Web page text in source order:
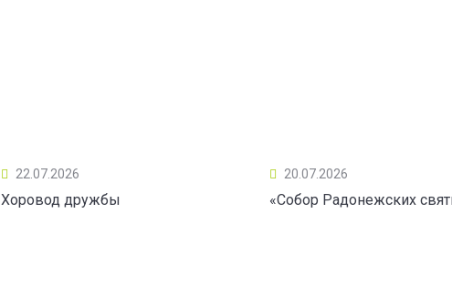
22.07.2026
Хоровод дружбы
20.07.2026
«Собор Радонежских